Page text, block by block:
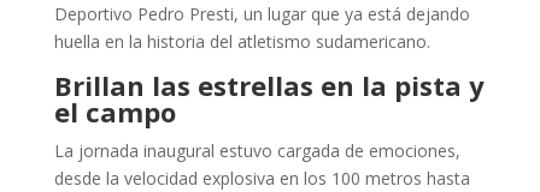
Deportivo Pedro Presti, un lugar que ya está dejando
huella en la historia del atletismo sudamericano.
Brillan las estrellas en la pista y
el campo
La jornada inaugural estuvo cargada de emociones,
desde la velocidad explosiva en los 100 metros hasta